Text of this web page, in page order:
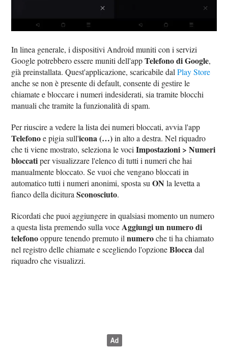
In linea generale, i dispositivi Android muniti con i servizi
Google potrebbero essere muniti dell'appTelefono di Google,
già preinstallata. Quest'applicazione, scaricabile dalPlay Store
anche se non è presente di default, consente di gestire le
chiamate e bloccare i numeri indesiderati, sia tramite blocchi
manuali che tramite la funzionalità di spam.
Per riuscire a vedere la lista dei numeri bloccati, avvia l'app
Telefonoe pigia sull'icona (…)in alto a destra. Nel riquadro
che ti viene mostrato, seleziona le vociImpostazioni > Numeri
bloccatiper visualizzare l'elenco di tutti i numeri che hai
manualmente bloccato. Se vuoi che vengano bloccati in
automatico tutti i numeri anonimi, sposta suON la levetta a
fianco della dicituraSconosciuto.
Ricordati che puoi aggiungere in qualsiasi momento un numero
a questa lista premendo sulla voce Aggiungi un numero di
telefonooppure tenendo premuto ilnumeroche ti ha chiamato
nel registro delle chiamate e scegliendo l'opzioneBloccadal
riquadro che visualizzi.